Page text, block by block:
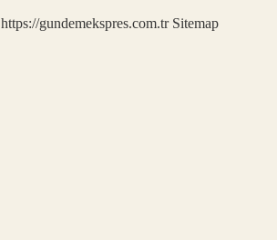
https://gundemekspres.com.tr Sitemap